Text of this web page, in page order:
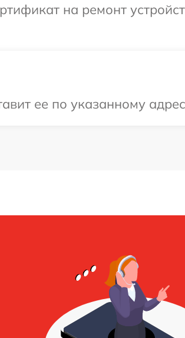
на ремонт
ее по указанному